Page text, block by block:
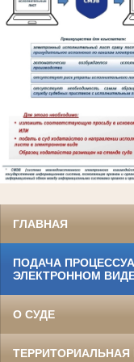
ГЛАВНАЯ
ПОДАЧА
ЭЛЕКТРОННОМ
О СУДЕ